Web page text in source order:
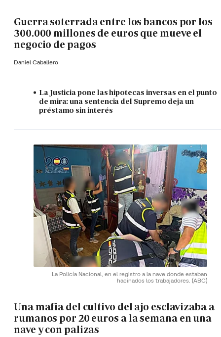
Guerra soterrada entre los bancos por los
300.000 millones de euros que mueve el
negocio de pagos
Daniel Caballero
La Justicia pone las hipotecas inversas en el punto
de mira: una sentencia del Supremo deja un
préstamo sin interés
La Policía Nacional, en el registro a la nave donde estaban
hacinados los trabajadores. (ABC)
Una mafia del cultivo del ajo esclavizaba a
rumanos por 20 euros a la semana en una
nave y con palizas